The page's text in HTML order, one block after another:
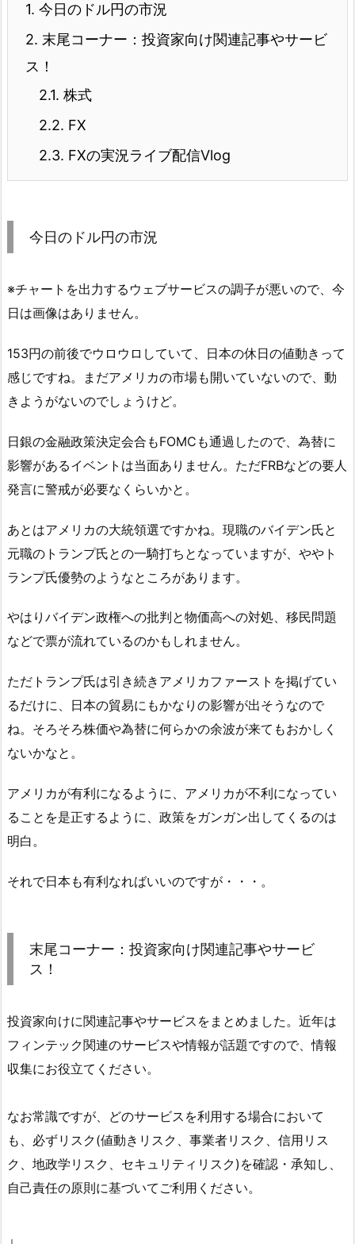
1. 今日のドル円の市況
2. 末尾コーナー：投資家向け関連記事やサービ
ス！
2.1. 株式
2.2. FX
2.3. FXの実況ライブ配信Vlog
今日のドル円の市況
※チャートを出力するウェブサービスの調子が悪いので、今
日は画像はありません。
153円の前後でウロウロしていて、日本の休日の値動きって
感じですね。まだアメリカの市場も開いていないので、動
きようがないのでしょうけど。
日銀の金融政策決定会合もFOMCも通過したので、為替に
影響があるイベントは当面ありません。ただFRBなどの要人
発言に警戒が必要なくらいかと。
あとはアメリカの大統領選ですかね。現職のバイデン氏と
元職のトランプ氏との一騎打ちとなっていますが、ややト
ランプ氏優勢のようなところがあります。
やはりバイデン政権への批判と物価高への対処、移民問題
などで票が流れているのかもしれません。
ただトランプ氏は引き続きアメリカファーストを掲げてい
るだけに、日本の貿易にもかなりの影響が出そうなので
ね。そろそろ株価や為替に何らかの余波が来てもおかしく
ないかなと。
アメリカが有利になるように、アメリカが不利になってい
ることを是正するように、政策をガンガン出してくるのは
明白。
それで日本も有利なればいいのですが・・・。
末尾コーナー：投資家向け関連記事やサービ
ス！
投資家向けに関連記事やサービスをまとめました。近年は
フィンテック関連のサービスや情報が話題ですので、情報
収集にお役立てください。
なお常識ですが、どのサービスを利用する場合において
も、必ずリスク(値動きリスク、事業者リスク、信用リス
ク、地政学リスク、セキュリティリスク)を確認・承知し、
自己責任の原則に基づいてご利用ください。